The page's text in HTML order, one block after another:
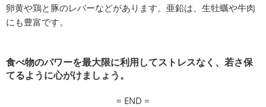
卵黄や鶏と豚のレバーなどがあります。亜鉛は、生牡蠣や牛肉
にも豊富です。
食べ物のパワーを最大限に利用してストレスなく、若さ保
てるように心がけましょう。
= END =